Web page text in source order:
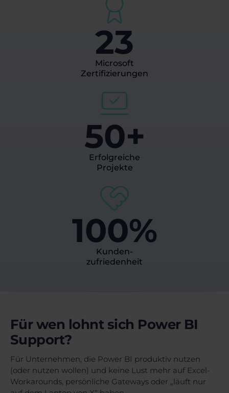
23
Microsoft
Zertifizierungen
50+
Erfolgreiche
Projekte
100%
Kunden-
zufriedenheit
Für wen lohnt sich Power BI
Support?
Für Unternehmen, die Power BI produktiv nutzen
(oder nutzen wollen) und keine Lust mehr auf Excel-
Workarounds, persönliche Gateways oder „läuft nur